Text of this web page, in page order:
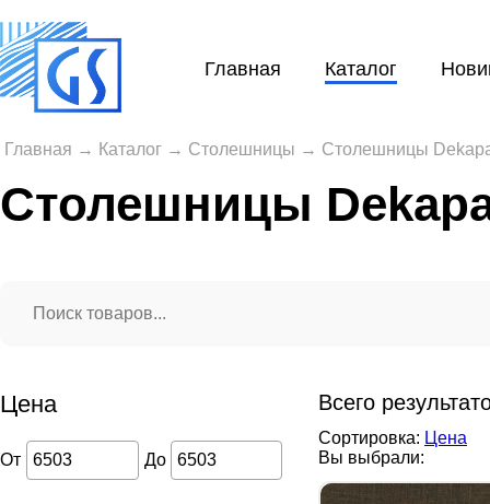
Главная Каталог
Главная → Каталог → Столешницы → Столешницы
Столешницы
Цена
От До
Всего
Сортировка: Цена
Вы выбрали: